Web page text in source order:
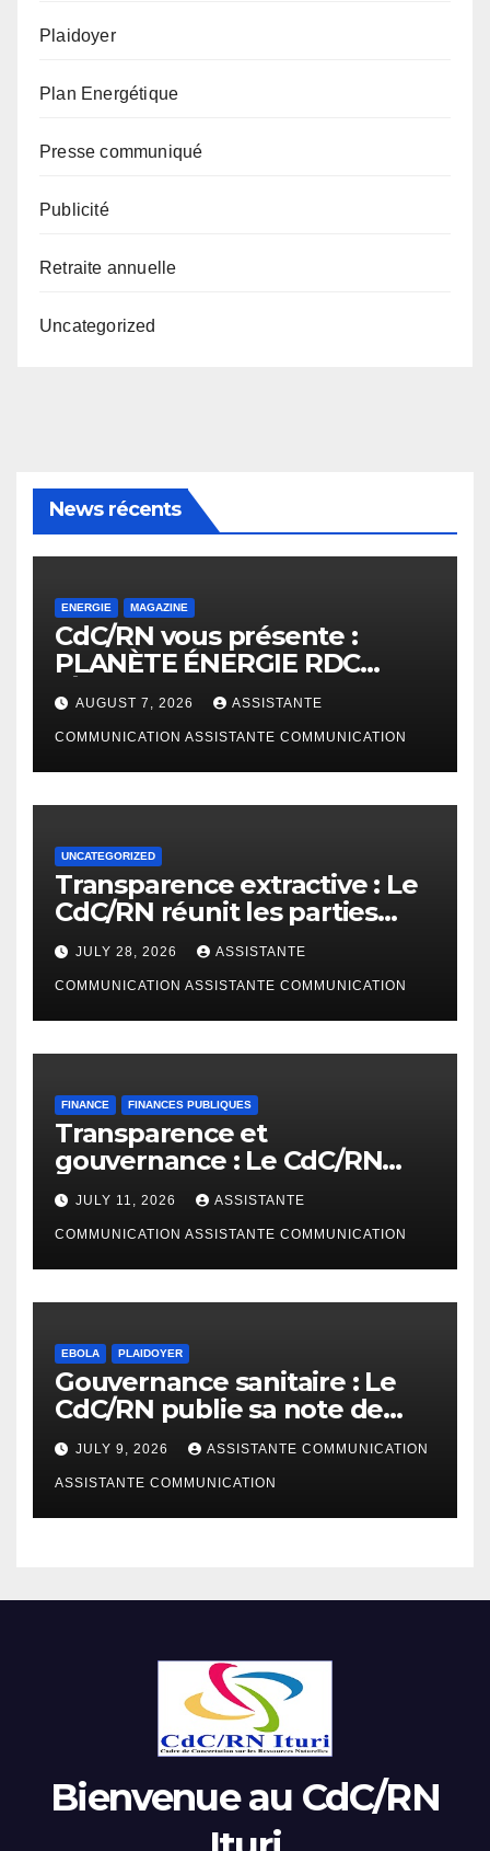
Plaidoyer
Plan Energétique
Presse communiqué
Publicité
Retraite annuelle
Uncategorized
News récents
ENERGIE MAGAZINE
CdC/RN vous présente :
PLANÈTE ÉNERGIE RDC
(Édition Janvier – Juin 2026)
AUGUST 7, 2026 ASSISTANTE
COMMUNICATION ASSISTANTE COMMUNICATION
UNCATEGORIZED
Transparence extractive : Le
CdC/RN réunit les parties
prenantes à Bunia pour
enrichir le rapport de
cadrage ITIE RDC 2024
JULY 28, 2026 ASSISTANTE
COMMUNICATION ASSISTANTE COMMUNICATION
FINANCE FINANCES PUBLIQUES
Transparence et
gouvernance : Le CdC/RN
présente l’étude
d’AfreWatch sur les
disparités de rémunération
des institutions en RDC
JULY 11, 2026 ASSISTANTE
COMMUNICATION ASSISTANTE COMMUNICATION
EBOLA PLAIDOYER
Gouvernance sanitaire : Le
CdC/RN publie sa note de
plaidoyer sur la riposte Ebola
Bundibugyo
JULY 9, 2026 ASSISTANTE COMMUNICATION
ASSISTANTE COMMUNICATION
Bienvenue au CdC/RN